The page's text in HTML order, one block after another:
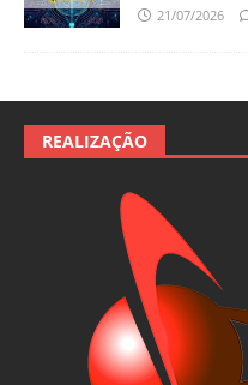
21/07/2026
REALIZAÇÃO